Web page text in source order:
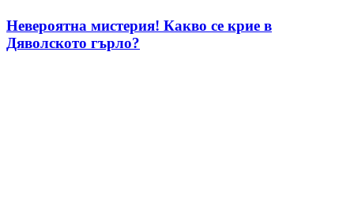
Невероятна мистерия! Какво се крие в
Дяволското гърло?